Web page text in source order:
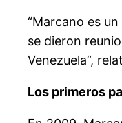
“Marcano es
se dieron
Venezuela”,
Los primeros